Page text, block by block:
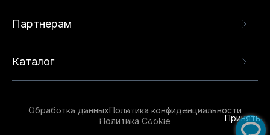
Партнерам
Каталог
Обработка данныхПолитика конфиденциальности
Политика Cookie
опыта на нашем сайте. Продолжая использовать
данный сайт, вы соглашаетесь с использованием
Принять